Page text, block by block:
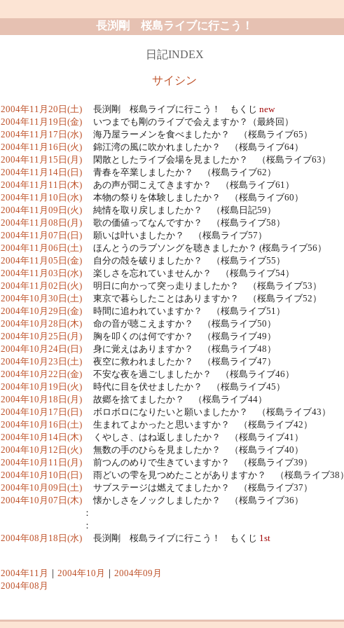
長渕剛 桜島ライブに行こう！
日記INDEX
サイシン
2004年11月20日(土)長渕剛 桜島ライブに行こう！ もくじ new
2004年11月19日(金)いつまでも剛のライブで会えますか？（最終回）
2004年11月17日(水)海乃屋ラーメンを食べましたか？ （桜島ライブ65）
2004年11月16日(火)錦江湾の風に吹かれましたか？ （桜島ライブ64）
2004年11月15日(月)閑散としたライブ会場を見ましたか？ （桜島ライブ63）
2004年11月14日(日)青春を卒業しましたか？ （桜島ライブ62）
2004年11月11日(木)あの声が聞こえてきますか？ （桜島ライブ61）
2004年11月10日(水)本物の祭りを体験しましたか？ （桜島ライブ60）
2004年11月09日(火)純情を取り戻しましたか？ （桜島日記59）
2004年11月08日(月)歌の価値ってなんですか？ （桜島ライブ58）
2004年11月07日(日)願いは叶いましたか？ （桜島ライブ57）
2004年11月06日(土)ほんとうのラブソングを聴きましたか？ (桜島ライブ56）
2004年11月05日(金)自分の殻を破りましたか？ （桜島ライブ55）
2004年11月03日(水)楽しさを忘れていませんか？ （桜島ライブ54）
2004年11月02日(火)明日に向かって突っ走りましたか？ （桜島ライブ53）
2004年10月30日(土)東京で暮らしたことはありますか？ （桜島ライブ52）
2004年10月29日(金)時間に追われていますか？ （桜島ライブ51）
2004年10月28日(木)命の音が聴こえますか？ （桜島ライブ50）
2004年10月25日(月)胸を叩くのは何ですか？ （桜島ライブ49）
2004年10月24日(日)身に覚えはありますか？ （桜島ライブ48）
2004年10月23日(土)夜空に救われましたか？ （桜島ライブ47）
2004年10月22日(金)不安な夜を過ごしましたか？ （桜島ライブ46）
2004年10月19日(火)時代に目を伏せましたか？ （桜島ライブ45）
2004年10月18日(月)故郷を捨てましたか？ （桜島ライブ44）
2004年10月17日(日)ボロボロになりたいと願いましたか？ （桜島ライブ43）
2004年10月16日(土)生まれてよかったと思いますか？ （桜島ライブ42）
2004年10月14日(木)くやしさ、はね返しましたか？ （桜島ライブ41）
2004年10月12日(火)無数の手のひらを見ましたか？ （桜島ライブ40）
2004年10月11日(月)前つんのめりで生きていますか？ （桜島ライブ39）
2004年10月10日(日)雨どいの雫を見つめたことがありますか？ （桜島ライブ38）
2004年10月09日(土)サブステージは燃えてましたか？ （桜島ライブ37）
2004年10月07日(木)懐かしさをノックしましたか？ （桜島ライブ36）
：
：
2004年08月18日(水)長渕剛 桜島ライブに行こう！ もくじ 1st
2004年11月 ｜ 2004年10月 ｜ 2004年09月
2004年08月